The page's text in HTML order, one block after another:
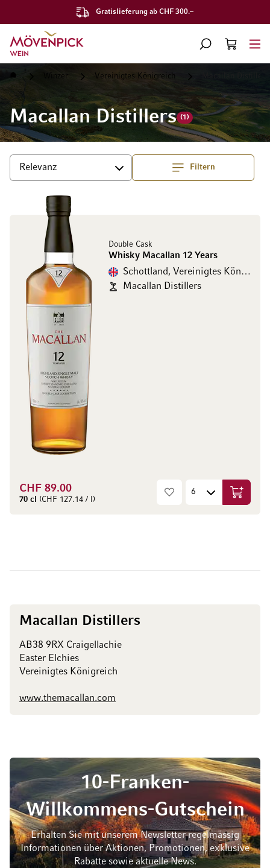
Gratislieferung ab CHF 300.–
Zur Startseite
SUCHE
WARENKORB
Startseite Winzer Vereinigtes Königreich
Macallan Distillers (1)
Filtern
SortierenTop
Double Cask
Whisky Macallan 12 Years
Schottland, Vereinigtes Königreich
Macallan Distillers
CHF 89.00
70 cl (CHF 127.14 / l) In den
Macallan Distillers
AB38 9RX Craigellachie
Easter Elchies
Vereinigtes Königreich
www.themacallan.com
10-Franken-
Willkommens-Gutschein
Erhalten Sie mit unserem Newsletter regelmässig
Informationen über Aktionen, Promotionen, exklusive
Rabatte sowie aktuelle News.